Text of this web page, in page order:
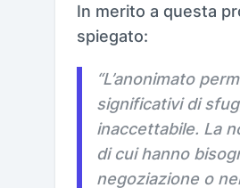
In merito a questa
spiegato:
“L’anonimato
significativi di
inaccettabile. La
di cui hanno
negoziazione o